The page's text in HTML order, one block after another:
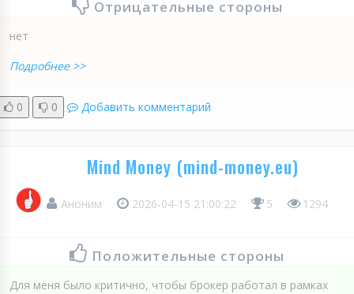
Отрицательные стороны
нет
Подробнее >>
0 0 Добавить комментарий
Mind Money (mind-money.eu)
Аноним 2026-04-15 21:00:22 5 1294
Положительные стороны
Для меня было критично, чтобы брокер работал в рамках